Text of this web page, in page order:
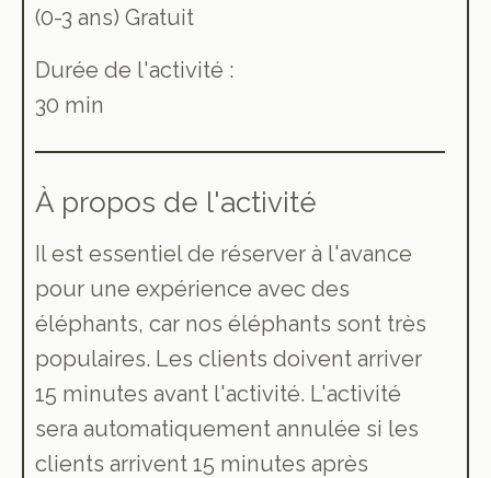
(0-3 ans) Gratuit
Durée de l'activité :
30 min
À propos de l'activité
Il est essentiel de réserver à l'avance
pour une expérience avec des
éléphants, car nos éléphants sont très
populaires. Les clients doivent arriver
15 minutes avant l'activité. L'activité
sera automatiquement annulée si les
clients arrivent 15 minutes après